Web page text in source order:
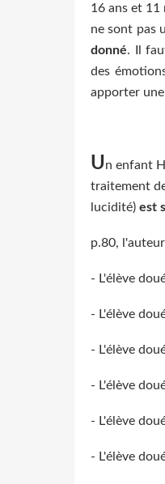
16 ans et 11
ne sont pas
donné. Il
des
apporter
Un enfant
traitement
lucidité) est
p.80,
- L'élève
- L'élève
- L'élève
- L'élève
- L'élève
- L'élève